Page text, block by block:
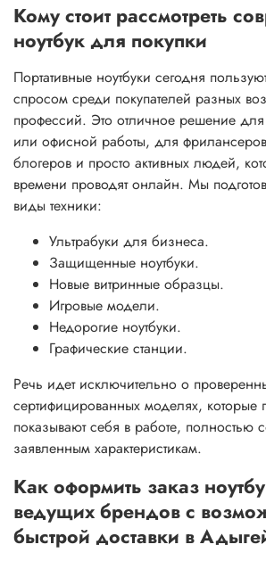
Кому стоит рассмотреть
ноутбук для покупки
Портативные ноутбуки сегодня
спросом среди покупателей разных
профессий. Это отличное решение
или офисной работы, для
блогеров и просто активных людей,
времени проводят онлайн. Мы
виды техники:
Ультрабуки для бизнеса.
Защищенные ноутбуки.
Новые витринные образцы.
Игровые модели.
Недорогие ноутбуки.
Графические станции.
Речь идет исключительно о
сертифицированных моделях, которые
показывают себя в работе, полностью
заявленным характеристикам.
Как оформить заказ
ведущих брендов с
быстрой доставки в